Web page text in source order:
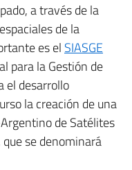
a través de la
de la
es el SIASGE
para la Gestión de
el desarrollo
la creación de una
de Satélites
se denominará